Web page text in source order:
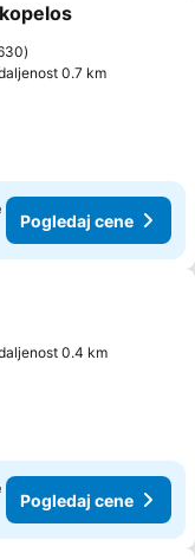
0.7 km
Pogledaj cene
0.4 km
Pogledaj cene